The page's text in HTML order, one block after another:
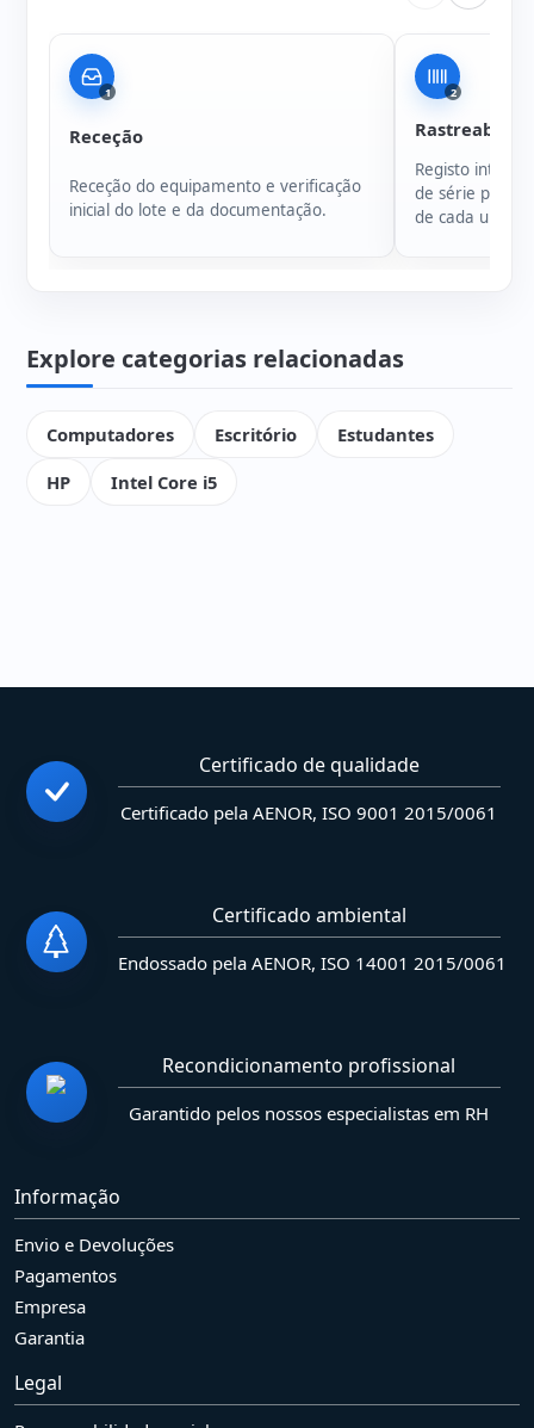
1
Receção
Receção do equipamento e verificação
inicial do lote e da documentação.
2
Registo
de série para
de cada
Explore categorias relacionadas
Computadores Escritório
Estudantes
HP
Intel Core i5
Certificado de qualidade
Certificado pela AENOR, ISO 9001 2015/0061
Certificado ambiental
Endossado pela AENOR, ISO 14001 2015/0061
Recondicionamento profissional
Garantido pelos nossos especialistas em RH
Informação
Envio e Devoluções
Pagamentos
Empresa
Garantia
Legal